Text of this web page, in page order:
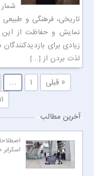
تاریخی، فرهنگی و
نمایش و حفاظت از این
زیادی برای
لذت بردن از […]
« قبلی ۱ …
آخرین مطالب